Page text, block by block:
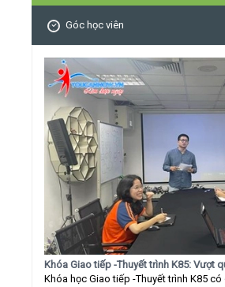
Góc học viên
Khóa Giao tiếp -Thuyết trình K85: Vượt
Khóa học Giao tiếp -Thuyết trình K85